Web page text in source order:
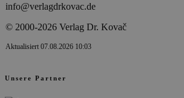
info@verlagdrkovac.de
© 2000-2026 Verlag Dr. Kovač
Aktualisiert 07.08.2026 10:03
Unsere Partner